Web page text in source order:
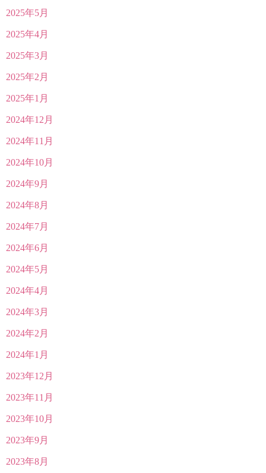
2025年5月
2025年4月
2025年3月
2025年2月
2025年1月
2024年12月
2024年11月
2024年10月
2024年9月
2024年8月
2024年7月
2024年6月
2024年5月
2024年4月
2024年3月
2024年2月
2024年1月
2023年12月
2023年11月
2023年10月
2023年9月
2023年8月